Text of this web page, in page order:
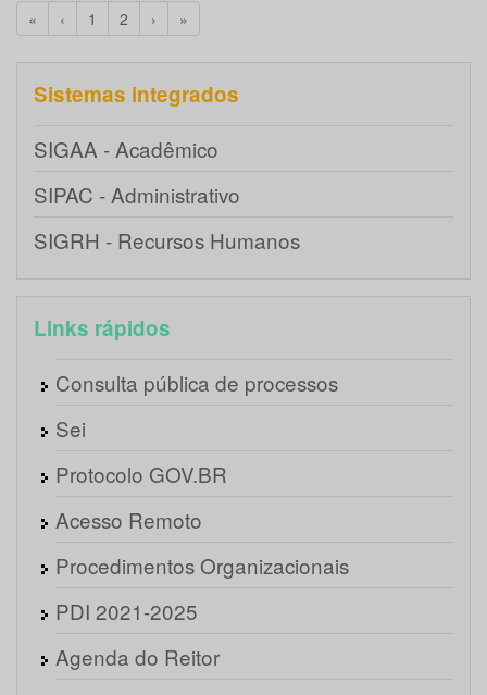
« ‹ 1 2 › »
Sistemas integrados
SIGAA - Acadêmico
SIPAC - Administrativo
SIGRH - Recursos Humanos
Links rápidos
Consulta pública de processos
Sei
Protocolo GOV.BR
Acesso Remoto
Procedimentos Organizacionais
PDI 2021-2025
Agenda do Reitor